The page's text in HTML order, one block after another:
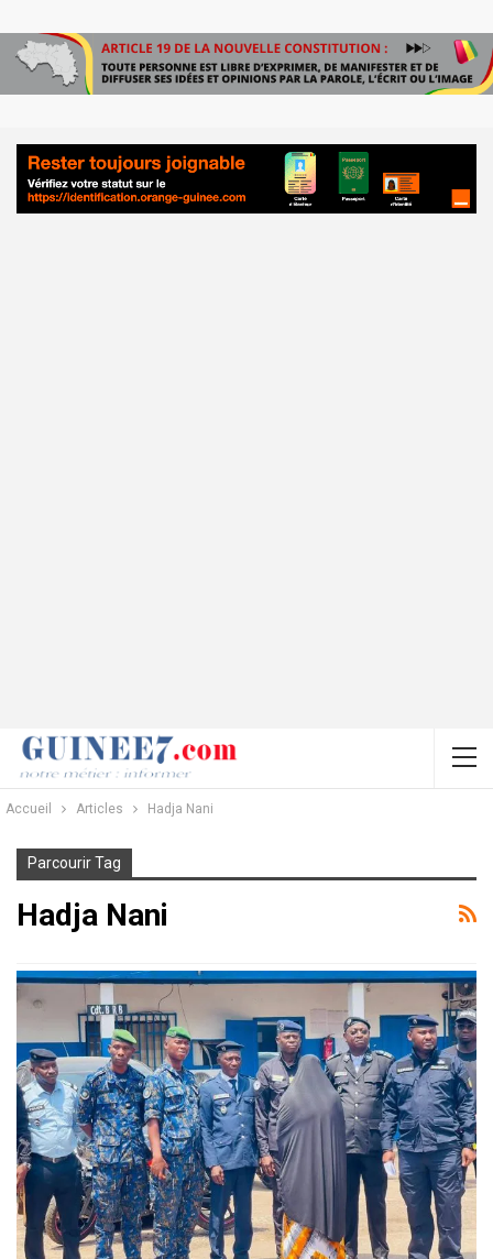
Accueil Articles Hadja Nani
Parcourir Tag
Hadja Nani